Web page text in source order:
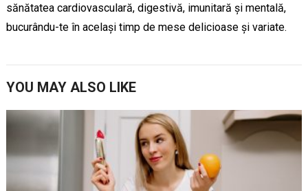
sănătatea cardiovasculară, digestivă, imunitară și mentală,
bucurându-te în același timp de mese delicioase și variate.
YOU MAY ALSO LIKE